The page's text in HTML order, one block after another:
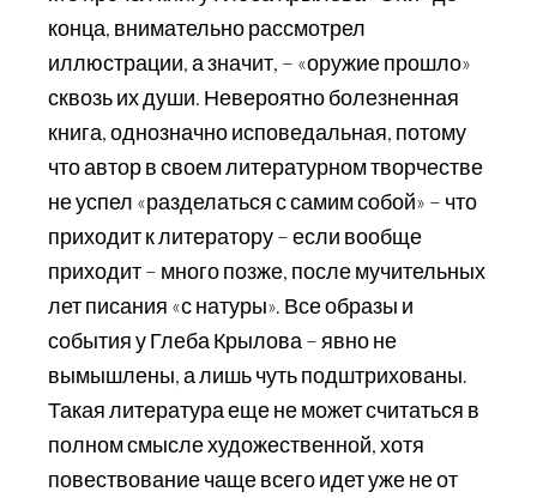
конца, внимательно рассмотрел
иллюстрации, а значит, – «оружие прошло»
сквозь их души. Невероятно болезненная
книга, однозначно исповедальная, потому
что автор в своем литературном творчестве
не успел «разделаться с самим собой» – что
приходит к литератору – если вообще
приходит – много позже, после мучительных
лет писания «с натуры». Все образы и
события у Глеба Крылова – явно не
вымышлены, а лишь чуть подштрихованы.
Такая литература еще не может считаться в
полном смысле художественной, хотя
повествование чаще всего идет уже не от